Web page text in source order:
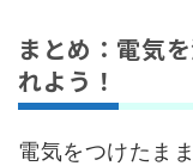
まとめ：電気
れよう！
電気をつけたま